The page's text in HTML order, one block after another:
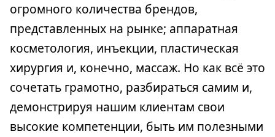
огромного количества брендов,
представленных на рынке; аппаратная
косметология, инъекции, пластическая
хирургия и, конечно, массаж. Но как всё это
сочетать грамотно, разбираться самим и,
демонстрируя нашим клиентам свои
высокие компетенции, быть им полезными